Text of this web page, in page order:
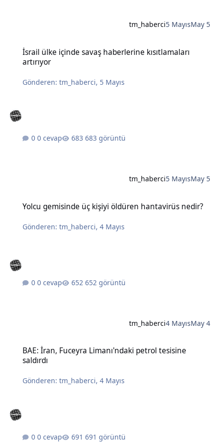
tm_haberci5 MayısMay 5
İsrail ülke içinde savaş haberlerine kısıtlamaları
artırıyor
Gönderen:tm_haberci, 5 Mayıs
0 cevap 683 görüntü
tm_haberci5 MayısMay 5
Yolcu gemisinde üç kişiyi öldüren hantavirüs nedir?
Gönderen:tm_haberci,4 Mayıs
0 cevap 652 görüntü
tm_haberci4 MayısMay 4
BAE: İran, Fuceyra Limanı'ndaki petrol tesisine
saldırdı
Gönderen:tm_haberci,4 Mayıs
0 cevap 691 görüntü